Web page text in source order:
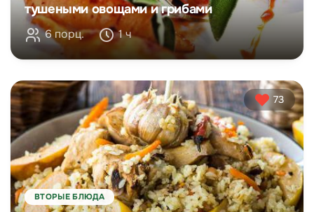
тушеными овощами и грибами
6 порц. 1 ч
73
ВТОРЫЕ БЛЮДА